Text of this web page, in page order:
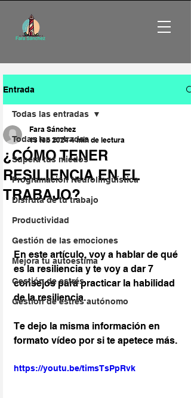
Entrada
Todas las entradas
Supera tus miedos
Programación Neurolingüística
Disfruta de tu trabajo
Productividad
Gestión de las emociones
Mejora tu autoestima
Gestión de estrés
Gestion de estrés autónomo
Todas las entradas
¿CÓMO TENER
RESILIENCIA EN EL
TRABAJO?
Fara Sánchez
13 feb 2024 4 min de lectura
En este artículo, voy a hablar de qué
es la resiliencia y te voy a dar 7
consejos para practicar la habilidad
de la resiliencia.
Te dejo la misma información en
formato vídeo por si te apetece más.
https://youtu.be/timsTsPpRvk